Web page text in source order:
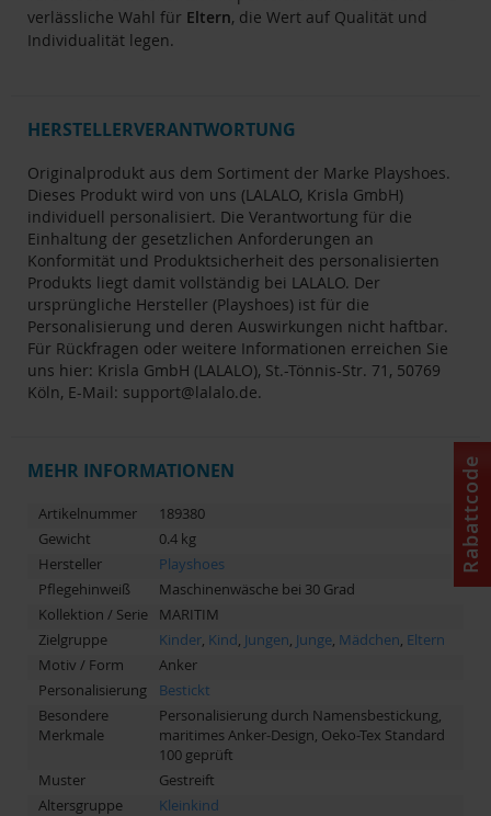
verlässliche Wahl für Eltern, die Wert auf Qualität und
Individualität legen.
HERSTELLERVERANTWORTUNG
Originalprodukt aus dem Sortiment der Marke Playshoes.
Dieses Produkt wird von uns (LALALO, Krisla GmbH)
individuell personalisiert. Die Verantwortung für die
Einhaltung der gesetzlichen Anforderungen an
Konformität und Produktsicherheit des personalisierten
Produkts liegt damit vollständig bei LALALO. Der
ursprüngliche Hersteller (Playshoes) ist für die
Personalisierung und deren Auswirkungen nicht haftbar.
Für Rückfragen oder weitere Informationen erreichen Sie
uns hier: Krisla GmbH (LALALO), St.-Tönnis-Str. 71, 50769
Köln, E-Mail: support@lalalo.de.
MEHR INFORMATIONEN
Artikelnummer
189380
Gewicht
0.4 kg
Hersteller
Playshoes
Pflegehinweiß
Maschinenwäsche bei 30 Grad
Kollektion / Serie
MARITIM
Zielgruppe
Kinder, Kind, Jungen, Junge, Mädchen, Eltern
Motiv / Form
Anker
Personalisierung
Bestickt
Besondere
Merkmale
Personalisierung durch Namensbestickung,
maritimes Anker-Design, Oeko-Tex Standard
100 geprüft
Muster
Gestreift
Altersgruppe
Kleinkind
Rabattcode